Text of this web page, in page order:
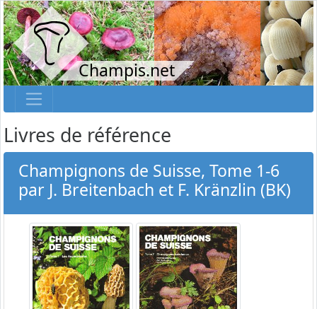
Champis.net
Livres de référence
Champignons de Suisse, Tome 1-6
par J. Breitenbach et F. Kränzlin (BK)